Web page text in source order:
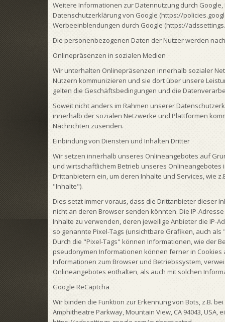
Weitere Informationen zur Datennutzung durch
Datenschutzerklärung von Google (https://
Werbeeinblendungen durch Google (https://
Die personenbezogenen Daten der Nutzer werden
Onlinepräsenzen in sozialen Medien
Wir unterhalten Onlinepräsenzen innerhalb sozialer
Nutzern kommunizieren und sie dort über unsere
gelten die Geschäftsbedingungen und die
Soweit nicht anders im Rahmen unserer
innerhalb der sozialen Netzwerke und Plattformen
Nachrichten zusenden.
Einbindung von Diensten und Inhalten Dritter
Wir setzen innerhalb unseres Onlineangebotes auf
und wirtschaftlichem Betrieb unseres Onlineangebotes
Drittanbietern ein, um deren Inhalte und Services, wie
"Inhalte").
Dies setzt immer voraus, dass die Drittanbieter dieser
nicht an deren Browser senden könnten. Die IP-
Inhalte zu verwenden, deren jeweilige Anbieter die IP-
so genannte Pixel-Tags (unsichtbare Grafiken, auch
Durch die "Pixel-Tags" können Informationen, wie der
pseudonymen Informationen können ferner in
Informationen zum Browser und Betriebssystem,
Onlineangebotes enthalten, als auch mit solchen
Google ReCaptcha
Wir binden die Funktion zur Erkennung von Bots, z.B.
Amphitheatre Parkway, Mountain View, CA 94043,